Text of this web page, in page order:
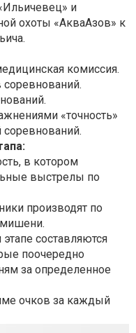
и
охоты «АкваАзов» к
комиссия.
соревнований.
«точность»
в котором
выстрелы по
производят по
составляются
поочередно
за определенное
очков за каждый